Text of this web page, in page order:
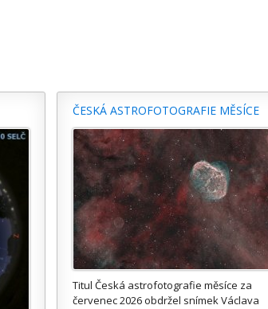
ČESKÁ ASTROFOTOGRAFIE MĚSÍCE
Titul Česká astrofotografie měsíce za
červenec 2026 obdržel snímek Václava